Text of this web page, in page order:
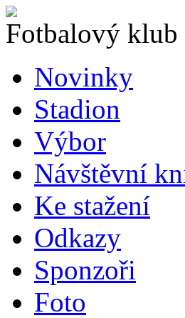
Fotbalový klub
Novinky
Stadion
Výbor
Návštěvní
Ke stažení
Odkazy
Sponzoři
Foto